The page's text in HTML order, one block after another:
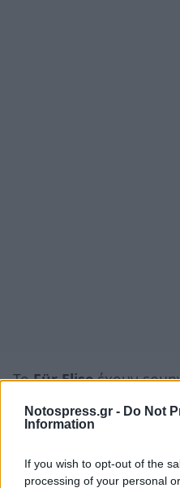
Notospress.gr - Do Not
Information
If you wish to opt-out of the
processing of your personal
ΤοFür Eliseέχουν
σπουδαίοι πιανίστες,
Ασκενάζι, Μάρεϊ
Κλάιμπερν.